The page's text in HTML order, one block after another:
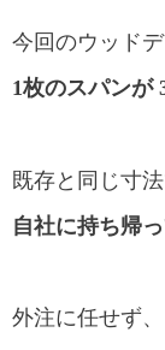
今回のウッドデ
1枚のスパンが
既存と同じ寸
自社に持ち帰
外注に任せず、